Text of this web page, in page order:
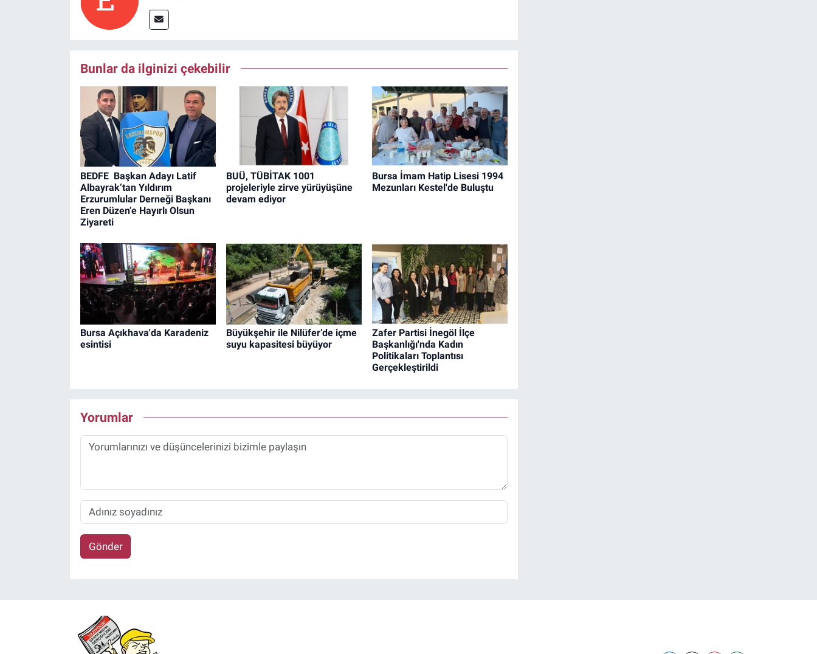
Bunlar da ilginizi çekebilir
BEDFE Başkan Adayı Latif
Albayrak’tan Yıldırım
Erzurumlular Derneği Başkanı
Eren Düzen’e Hayırlı Olsun
Ziyareti
BUÜ, TÜBİTAK 1001
projeleriyle zirve yürüyüşüne
devam ediyor
Bursa İmam Hatip Lisesi 1994
Mezunları Kestel'de Buluştu
Bursa Açıkhava'da Karadeniz
esintisi
Büyükşehir ile Nilüfer’de içme
suyu kapasitesi büyüyor
Zafer Partisi İnegöl İlçe
Başkanlığı'nda Kadın
Politikaları Toplantısı
Gerçekleştirildi
Yorumlar
Gönder